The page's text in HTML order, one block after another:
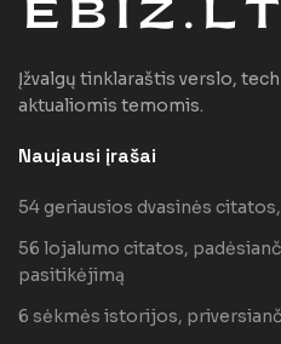
Įžvalgų tinklaraštis verslo,
aktualiomis temomis.
Naujausi įrašai
54 geriausios dvasinės
56 lojalumo citatos,
pasitikėjimą
6 sėkmės istorijos,